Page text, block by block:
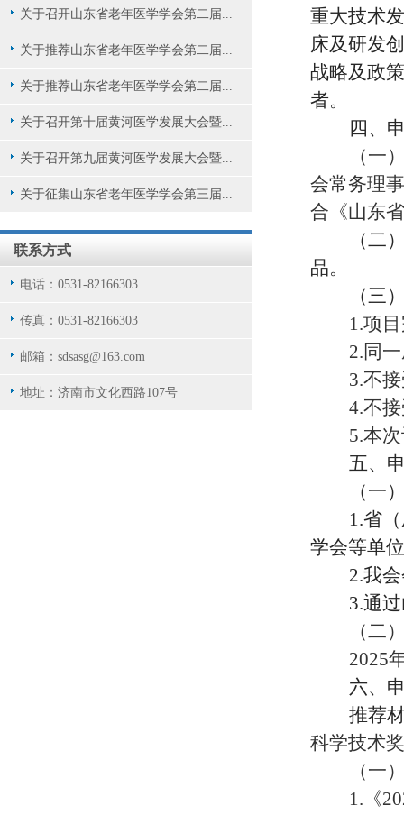
关于召开山东省老年医学学会第二届...
关于推荐山东省老年医学学会第二届...
关于推荐山东省老年医学学会第二届...
关于召开第十届黄河医学发展大会暨...
关于召开第九届黄河医学发展大会暨...
关于征集山东省老年医学学会第三届...
联系方式
电话：0531-82166303
传真：0531-82166303
邮箱：sdsasg@163.com
地址：济南市文化西路107号
重大技术
床及研发
战略及政
者。
四、
（一
会常务理
合《山东
（二
品。
（三
1.项
2.同
3.不
4.不
5.本
五、
（一
1.省
学会等单
2.我
3.通
（二
2025
六、
推荐
科学技术
（一
1. 《